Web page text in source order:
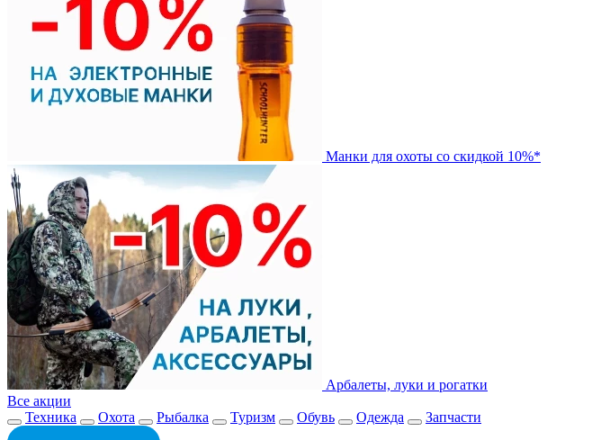
Манки для охоты со скидкой 10%*
Арбалеты, луки и рогатки
Все акции
Техника
Охота Рыбалка Туризм Обувь Одежда Запчасти